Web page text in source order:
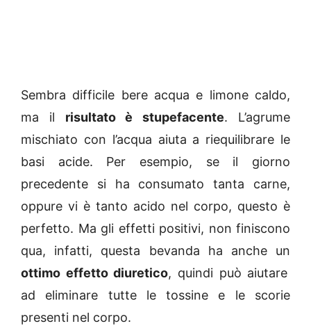
Sembra difficile bere acqua e limone caldo,
ma il risultato è stupefacente. L’agrume
mischiato con l’acqua aiuta a riequilibrare le
basi acide. Per esempio, se il giorno
precedente si ha consumato tanta carne,
oppure vi è tanto acido nel corpo, questo è
perfetto. Ma gli effetti positivi, non finiscono
qua, infatti, questa bevanda ha anche un
ottimo effetto diuretico, quindi può aiutare
ad eliminare tuttele tossine e le scorie
presenti nel corpo.